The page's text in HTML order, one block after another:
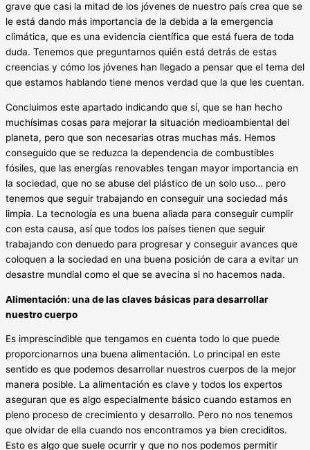
grave que casi la mitad de los jóvenes de nuestro país crea que se
le está dando más importancia de la debida a la emergencia
climática, que es una evidencia científica que está fuera de toda
duda. Tenemos que preguntarnos quién está detrás de estas
creencias y cómo los jóvenes han llegado a pensar que el tema del
que estamos hablando tiene menos verdad que la que les cuentan.
Concluimos este apartado indicando que sí, que se han hecho
muchísimas cosas para mejorar la situación medioambiental del
planeta, pero que son necesarias otras muchas más. Hemos
conseguido que se reduzca la dependencia de combustibles
fósiles, que las energías renovables tengan mayor importancia en
la sociedad, que no se abuse del plástico de un solo uso… pero
tenemos que seguir trabajando en conseguir una sociedad más
limpia. La tecnología es una buena aliada para conseguir cumplir
con esta causa, así que todos los países tienen que seguir
trabajando con denuedo para progresar y conseguir avances que
coloquen a la sociedad en una buena posición de cara a evitar un
desastre mundial como el que se avecina si no hacemos nada.
Alimentación: una de las claves básicas para desarrollar
nuestro cuerpo
Es imprescindible que tengamos en cuenta todo lo que puede
proporcionarnos una buena alimentación. Lo principal en este
sentido es que podemos desarrollar nuestros cuerpos de la mejor
manera posible. La alimentación es clave y todos los expertos
aseguran que es algo especialmente básico cuando estamos en
pleno proceso de crecimiento y desarrollo. Pero no nos tenemos
que olvidar de ella cuando nos encontramos ya bien creciditos.
Esto es algo que suele ocurrir y que no nos podemos permitir